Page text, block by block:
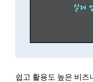
쉽고 활용도 높은 비즈